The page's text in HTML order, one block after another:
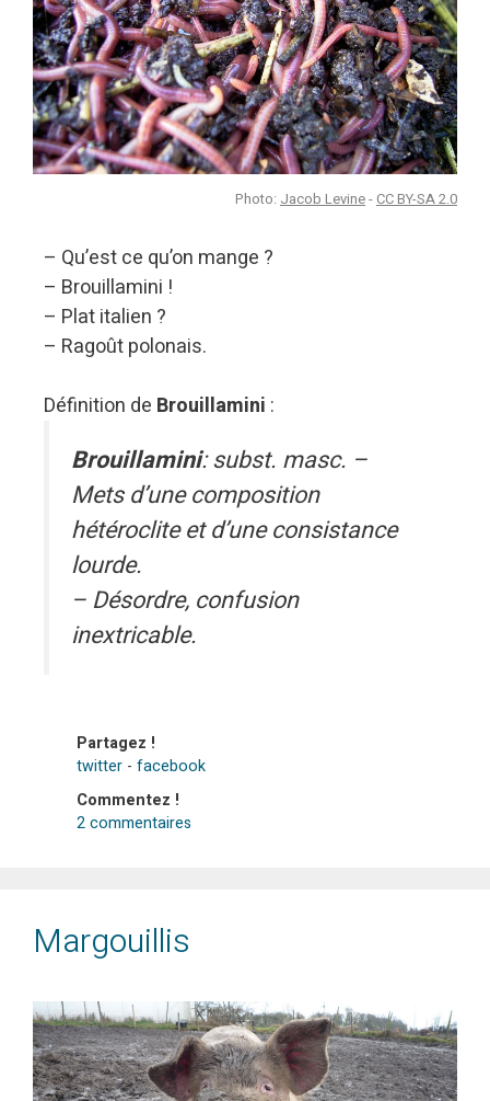
Photo: Jacob Levine- CC BY-SA 2.0
– Qu’est ce qu’on mange ?
– Brouillamini !
– Plat italien ?
– Ragoût polonais.
Définition de Brouillamini :
Brouillamini: subst. masc. –
Mets d’une composition
hétéroclite et d’une consistance
lourde.
– Désordre, confusion
inextricable.
Partagez !
twitter - facebook
Commentez !
2 commentaires
Margouillis